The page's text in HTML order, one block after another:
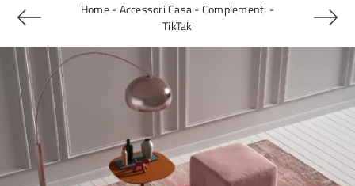
Home-Accessori Casa-Complementi -
TikTak